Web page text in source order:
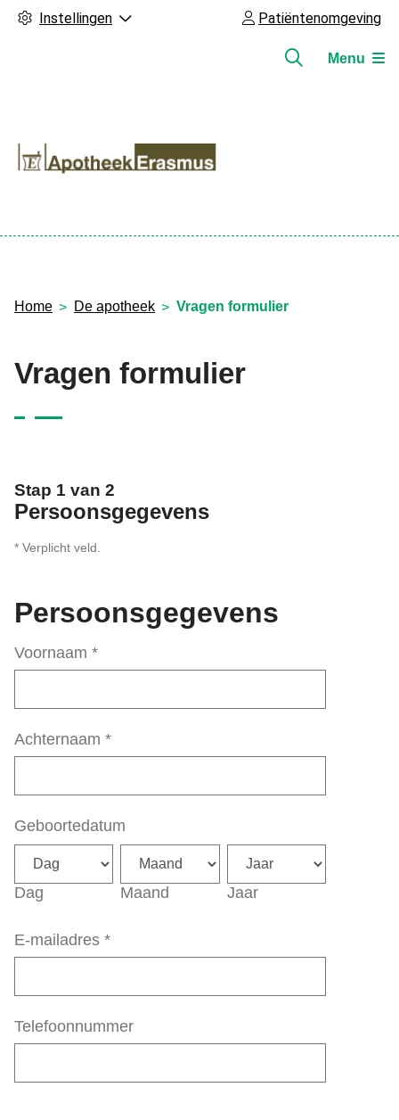
Instellingen Patiëntenomgeving
Menu
Home De apotheek Vragen formulier
Vragen formulier
Stap 1 van 2
Persoonsgegevens
* Verplicht veld.
Persoonsgegevens
Voornaam *
Achternaam *
Geboortedatum
Dag Maand Jaar
E-mailadres *
Telefoonnummer